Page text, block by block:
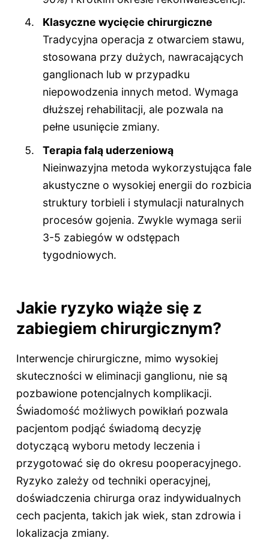
Klasyczne wycięcie chirurgiczne
Tradycyjna operacja z otwarciem stawu,
stosowana przy dużych, nawracających
ganglionach lub w przypadku
niepowodzenia innych metod. Wymaga
dłuższej rehabilitacji, ale pozwala na
pełne usunięcie zmiany.
Terapia falą uderzeniową
Nieinwazyjna metoda wykorzystująca fale
akustyczne o wysokiej energii do rozbicia
struktury torbieli i stymulacji naturalnych
procesów gojenia. Zwykle wymaga serii
3-5 zabiegów w odstępach
tygodniowych.
Jakie ryzyko wiąże się z
zabiegiem chirurgicznym?
Interwencje chirurgiczne, mimo wysokiej
skuteczności w eliminacji ganglionu, nie są
pozbawione potencjalnych komplikacji.
Świadomość możliwych powikłań pozwala
pacjentom podjąć świadomą decyzję
dotyczącą wyboru metody leczenia i
przygotować się do okresu pooperacyjnego.
Ryzyko zależy od techniki operacyjnej,
doświadczenia chirurga oraz indywidualnych
cech pacjenta, takich jak wiek, stan zdrowia i
lokalizacja zmiany.